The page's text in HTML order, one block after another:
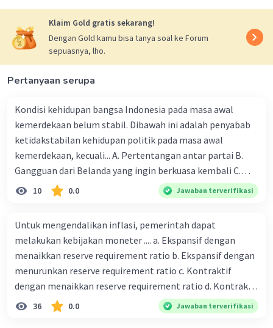
Klaim Gold gratis sekarang!
Dengan Gold kamu bisa tanya soal ke Forum
sepuasnya, lho.
Pertanyaan serupa
Kondisi kehidupan bangsa Indonesia pada masa awal
kemerdekaan belum stabil. Dibawah ini adalah penyabab
ketidakstabilan kehidupan politik pada masa awal
kemerdekaan, kecuali... A. Pertentangan antar partai B.
Gangguan dari Belanda yang ingin berkuasa kembali C.
Munculnya kesulitan ekonomi dan keuangan D. Terjadinya
bentrokan antar etnis E. Munculnya gangguan keamanan
maklumat pemerintah mengenai pendirian partai partai
politik. Sebelum adanya maklumat pemerintah tanggal 3
November 1945, Indonesia merencanakan satu partai
tunggal yaitu... A. Masyumi D. PNI B. PKI E. NU C. PSI 3.
Terbentuknya Kabinet Sjahrir tanggal 14 November 1945
merupakan suatu bentuk penyelewengan pertama
10 0.0 Jawaban terverifikasi
Untuk mengendalikan inflasi, pemerintah dapat
melakukan kebijakan moneter .... a. Ekspansif dengan
menaikkan reserve requirement ratio b. Ekspansif dengan
menurunkan reserve requirement ratio c. Kontraktif
dengan menaikkan reserve requirement ratio d. Kontraktif
dengan menurunkan reserve requirement ratio e.
Ekspansif dengan menaikkan tingkat diskonto Bila Bank
36 0.0 Jawaban terverifikasi